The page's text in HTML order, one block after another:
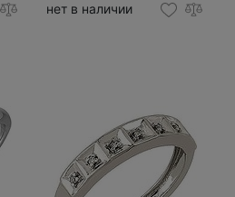
нет в наличии